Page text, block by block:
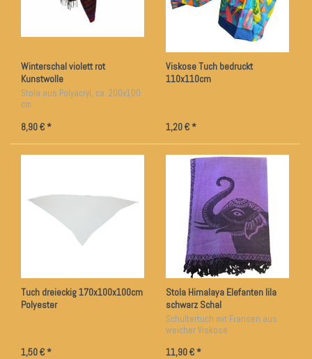
Winterschal violett rot
Kunstwolle
Stola aus Polyacryl, ca. 200x100
cm
8,90 € *
Viskose Tuch bedruckt
110x110cm
1,20 € *
Tuch dreieckig 170x100x100cm
Polyester
1,50 € *
Stola Himalaya Elefanten lila
schwarz Schal
Schultertuch mit Fransen aus
weicher Viskose
11,90 € *